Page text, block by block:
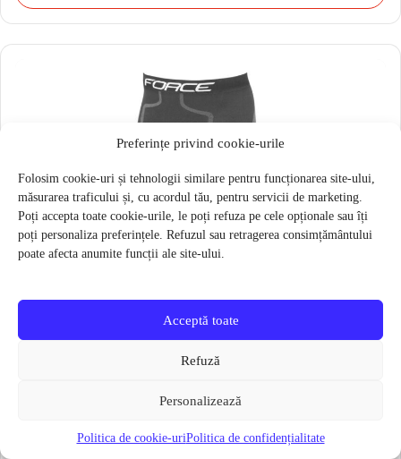
Preferințe privind cookie-urile
Folosim cookie-uri și tehnologii similare pentru funcționarea site-ului,
măsurarea traficului și, cu acordul tău, pentru servicii de marketing.
Poți accepta toate cookie-urile, le poți refuza pe cele opționale sau îți
poți personaliza preferințele. Refuzul sau retragerea consimțământului
poate afecta anumite funcții ale site-ului.
Acceptă toate
Refuză
Personalizează
Politica de cookie-uriPolitica de confidențialitate
Pantaloni functionali Force Frost marime L-XL Negru